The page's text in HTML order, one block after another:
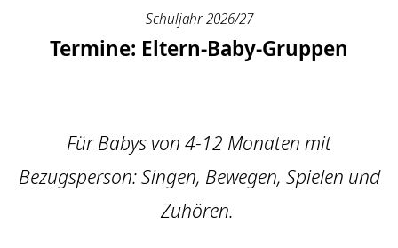
Schuljahr 2026/27
Termine: Eltern-Baby-Gruppen
Für Babys von 4-12 Monaten mit
Bezugsperson: Singen, Bewegen, Spielen und
Zuhören.